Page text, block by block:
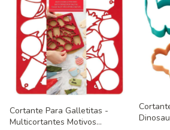
Cortante Para Galletitas -
Multicortantes Motivos